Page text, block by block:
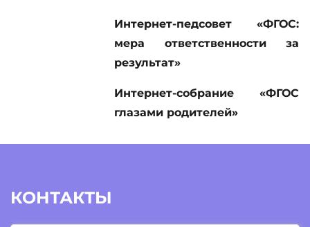
Интернет-педсовет «ФГОС:
мера ответственности за
результат»
Интернет-собрание «ФГОС
глазами родителей»
КОНТАКТЫ